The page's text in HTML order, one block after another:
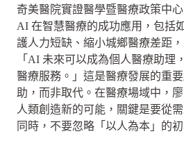
奇美醫院實證醫學暨醫療政策中
AI 在智慧醫療的成功應用，包括
護人力短缺、縮小城鄉醫療差距
「AI 未來可以成為個人醫療助理
醫療服務。」這是醫療發展的重
助，而非取代。在醫療場域中，
人類創造新的可能，關鍵是要從
同時，不要忽略「以人為本」的初